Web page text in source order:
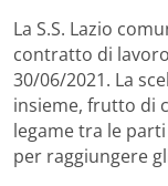
La S.S. Lazio
contratto di
30/06/2021. La
insieme, frutto di
legame tra le
per raggiungere